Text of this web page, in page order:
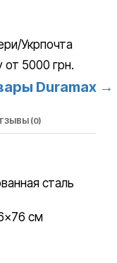
Укрпочта
от 5000 грн.
Duramax →
(0)
сталь
cм